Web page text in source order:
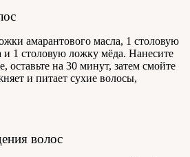
амарантового масла, 1 столовую
и 1 столовую ложку мёда. Нанесите
оставьте на 30 минут, затем смойте
и питает сухие волосы,
волос